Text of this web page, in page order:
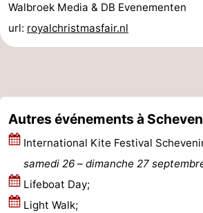
Walbroek Media & DB Evenementen
url: royalchristmasfair.nl
Autres événements à
International Kite Festival
samedi 26 – dimanche 27
Lifeboat Day;
Light Walk;